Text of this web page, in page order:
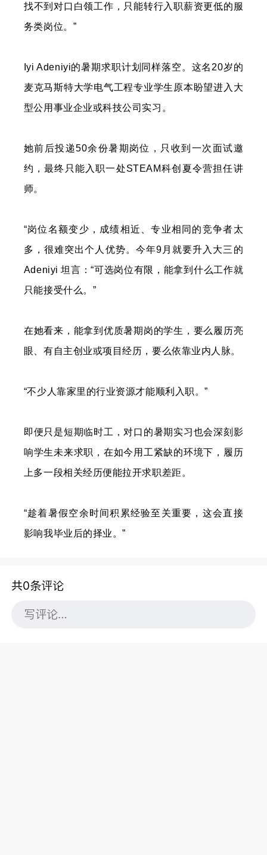
找不到对口白领工作，只能转行入职薪资更低的服
务类岗位。”
Iyi Adeniyi的暑期求职计划同样落空。这名20岁的
麦克马斯特大学电气工程专业学生原本盼望进入大
型公用事业企业或科技公司实习。
她前后投递50余份暑期岗位，只收到一次面试邀
约，最终只能入职一处STEAM科创夏令营担任讲
师。
“岗位名额变少，成绩相近、专业相同的竞争者太
多，很难突出个人优势。今年9月就要升入大三的
Adeniyi 坦言：“可选岗位有限，能拿到什么工作就
只能接受什么。”
在她看来，能拿到优质暑期岗的学生，要么履历亮
眼、有自主创业或项目经历，要么依靠业内人脉。
“不少人靠家里的行业资源才能顺利入职。”
即便只是短期临时工，对口的暑期实习也会深刻影
响学生未来求职，在如今用工紧缺的环境下，履历
上多一段相关经历便能拉开求职差距。
“趁着暑假空余时间积累经验至关重要，这会直接
影响我毕业后的择业。”
共0条评论